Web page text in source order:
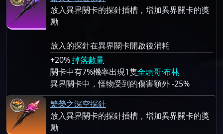
放入異界關卡的探針插槽，增加異界關卡的獎
勵
放入的探針在異界關卡開啟後消耗
+20%掉落數量
關卡中有7%機率出現1隻全頭哥·布林
異界關卡中，怪物受到的傷害額外 -25%
繁榮之深空探針
放入異界關卡的探針插槽，增加異界關卡的獎
勵